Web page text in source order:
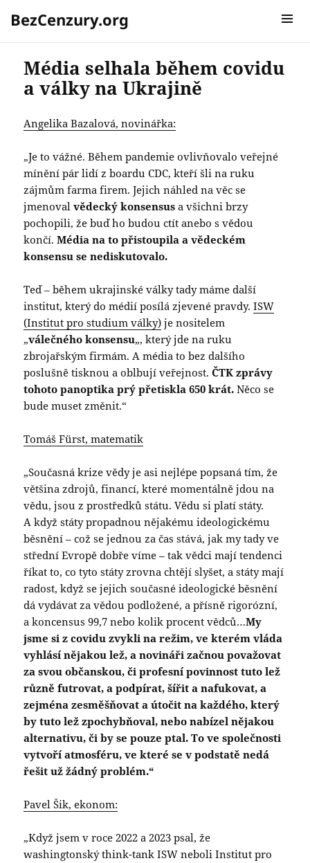
BezCenzury.org
MENU A
Média selhala během covidu
a války na Ukrajině
Angelika Bazalová, novinářka:
„Je to vážné. Během pandemie ovlivňovalo veřejné
mínění pár lidí z boardu CDC, kteří šli na ruku
zájmům farma firem. Jejich náhled na věc se
jmenovalvědecký konsensus a všichni brzy
pochopili, že buď ho budou ctít anebo s vědou
končí.Média na to přistoupila a vědeckém
konsensu se nediskutovalo.
Teď – během ukrajinské války tady máme další
institut, který do médií posílá zjevené pravdy.ISW
(Institut pro studium války) je nositelem
„válečného konsensu„, který jde na ruku
zbrojařským firmám. A média to bez dalšího
poslušně tisknou a oblbují veřejnost.ČTK zprávy
tohoto panoptika prý přetiskla 650 krát.Něco se
bude muset změnit.“
Tomáš Fürst, matematik
„Současná krize vědy je asi nejlépe popsaná tím, že
většina zdrojů, financí, které momentálně jdou na
vědu, jsou z prostředků státu. Vědu si platí státy.
A když státy propadnou nějakému ideologickému
běsnění – což se jednou za čas stává, jak my tady ve
střední Evropě dobře víme – tak vědci mají tendenci
říkat to, co tyto státy zrovna chtějí slyšet, a státy mají
radost, když se jejich současné ideologické běsnění
dá vydávat za vědou podložené, a přísně rigorózní,
a koncensus 99,7 nebo kolik procent vědců…My
jsme si z covidu zvykli na režim, ve kterém vláda
vyhlásí nějakou lež, a novináři začnou považovat
za svou občanskou, či profesní povinnost tuto lež
různě futrovat, a podpírat, šířit a nafukovat, a
zejména zesměšňovat a útočit na každého, který
by tuto lež zpochybňoval, nebo nabízel nějakou
alternativu, či by se pouze ptal. To ve společnosti
vytvoří atmosféru, ve které se v podstatě nedá
řešit už žádný problém.“
Pavel Šik, ekonom:
„Když jsem v roce 2022 a 2023 psal, že
washingtonský think-tank ISW neboli Institut pro